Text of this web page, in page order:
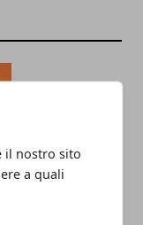
il nostro sito
a quali